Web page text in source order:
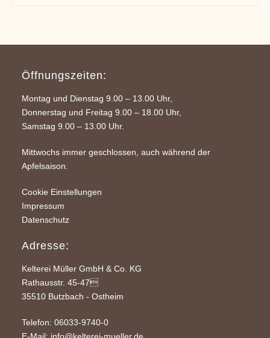
Öffnungszeiten:
Montag und Dienstag 9.00 – 13.00 Uhr,
Donnerstag und Freitag 9.00 – 18.00 Uhr,
Samstag 9.00 – 13.00 Uhr.
Mittwochs immer geschlossen, auch während der
Apfelsaison.
Cookie Einstellungen
Impressum
Datenschutz
Adresse:
Kelterei Müller GmbH & Co. KG
Rathausstr. 45-47
35510 Butzbach - Ostheim
Telefon: 06033-9740-0